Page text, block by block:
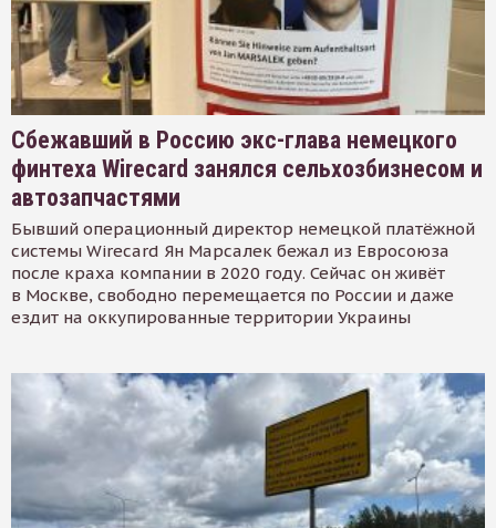
Сбежавший в Россию экс-глава немецкого
финтеха Wirecard занялся сельхозбизнесом и
автозапчастями
Бывший операционный директор немецкой платёжной
системы Wirecard Ян Марсалек бежал из Евросоюза
после краха компании в 2020 году. Сейчас он живёт
в Москве, свободно перемещается по России и даже
ездит на оккупированные территории Украины